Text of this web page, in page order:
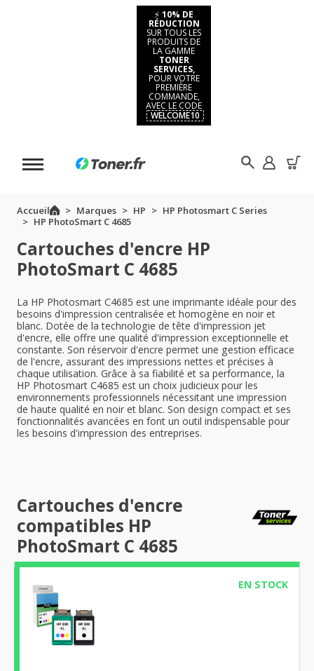
⚡ 10% DE
RÉDUCTION
SUR TOUS LES
PRODUITS DE
LA GAMME
TONER
SERVICES,
POUR VOTRE
PREMIÈRE
COMMANDE,
AVEC LE CODE
WELCOME10
Accueil Marques HP
HP Photosmart C Series
HP PhotoSmart C 4685
Cartouches d'encre HP
PhotoSmart C 4685
La HP Photosmart C4685 est une imprimante idéale pour des
besoins d'impression centralisée et homogène en noir et
blanc. Dotée de la technologie de tête d'impression jet
d'encre, elle offre une qualité d'impression exceptionnelle et
constante. Son réservoir d'encre permet une gestion efficace
de l'encre, assurant des impressions nettes et précises à
chaque utilisation. Grâce à sa fiabilité et sa performance, la
HP Photosmart C4685 est un choix judicieux pour les
environnements professionnels nécessitant une impression
de haute qualité en noir et blanc. Son design compact et ses
fonctionnalités avancées en font un outil indispensable pour
les besoins d'impression des entreprises.
Cartouches d'encre
compatibles HP
PhotoSmart C 4685
EN STOCK